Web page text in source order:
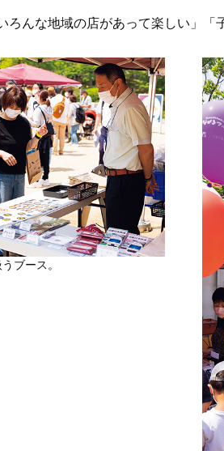
ろんな地域の店があって楽しい」「
ブース。